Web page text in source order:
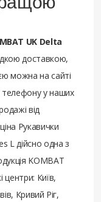
UK Delta
доставкою,
можна на сайті
у наших
від
Рукавички
L дійсно одна з
KOMBAT
центри: Київ,
Кривий Ріг,